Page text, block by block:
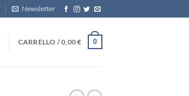
Newsletter
CARRELLO /0,00€ 0